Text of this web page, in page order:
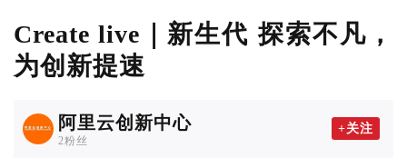
Create live｜新生代 探索不凡，
为创新提速
阿里云创新中心
2粉丝
+关注